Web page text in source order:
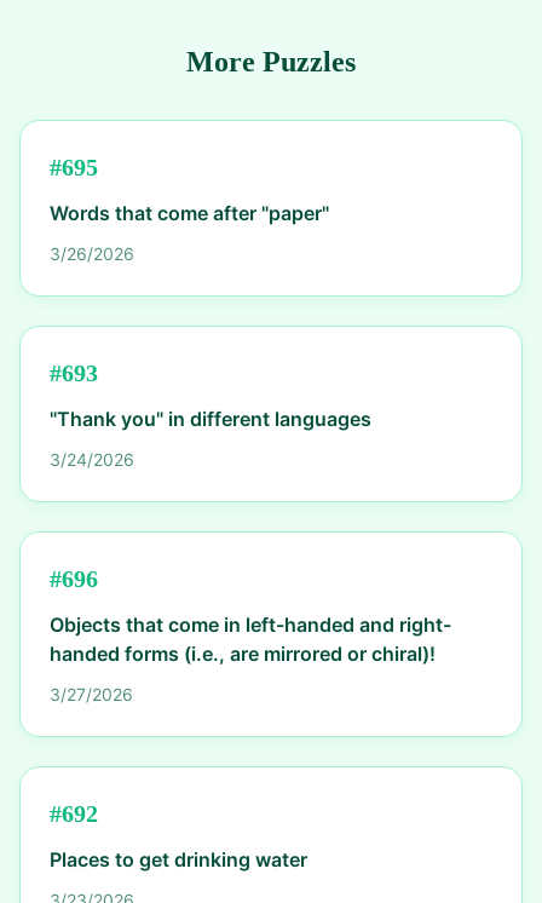
More Puzzles
#695
Words that come after "paper"
3/26/2026
#693
"Thank you" in different languages
3/24/2026
#696
Objects that come in left-handed and right-
handed forms (i.e., are mirrored or chiral)!
3/27/2026
#692
Places to get drinking water